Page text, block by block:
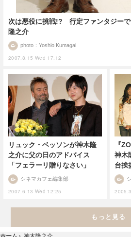
次は悪役に挑戦!? 行定ファンタジー
隆之介
2007.8.15 Wed 17:12
photo：Yoshio Kumagai
リュック・ベッソンが神木隆
之介に父の日のアドバイス
「フェラーリ贈りなさい」
2007.6.13 Wed 12:25
シネマカフェ編集部
『
神木
台挨
もっと見る
ホーム ›